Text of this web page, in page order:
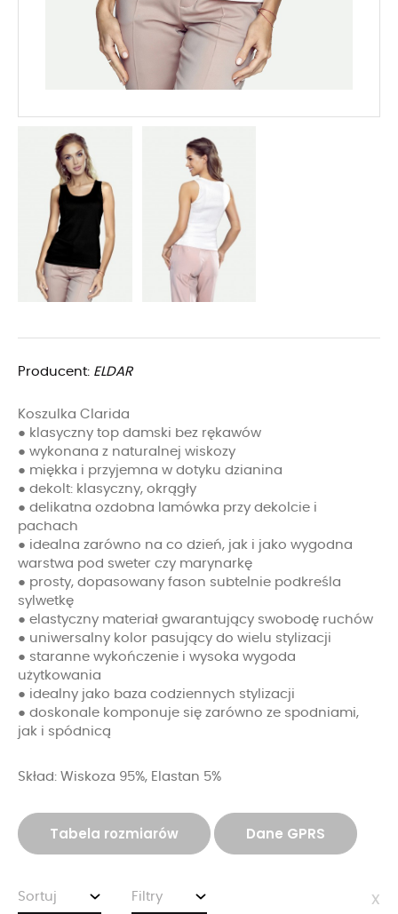
Producent: ELDAR
Koszulka Clarida
● klasyczny top damski bez rękawów
● wykonana z naturalnej wiskozy
● miękka i przyjemna w dotyku dzianina
● dekolt: klasyczny, okrągły
● delikatna ozdobna lamówka przy dekolcie i
pachach
● idealna zarówno na co dzień, jak i jako wygodna
warstwa pod sweter czy marynarkę
● prosty, dopasowany fason subtelnie podkreśla
sylwetkę
● elastyczny materiał gwarantujący swobodę ruchów
● uniwersalny kolor pasujący do wielu stylizacji
● staranne wykończenie i wysoka wygoda
użytkowania
● idealny jako baza codziennych stylizacji
● doskonale komponuje się zarówno ze spodniami,
jak i spódnicą
Skład: Wiskoza 95%, Elastan 5%
Tabela rozmiarów Dane GPRS
Sortuj Filtry x